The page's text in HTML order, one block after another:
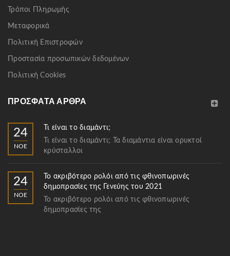
Τρόποι Πληρωμής
Μεταφορικά
Πολιτική Επιστροφών
Προστασία προσωπικών δεδομένων
Πολιτική Cookies
ΠΡΌΣΦΑΤΑ ΆΡΘΡΑ
24
ΝΟΈ
Τι είναι το διαμάντι;
Τι είναι το διαμάντι; Τα διαμάντια είναι ορυκτοί
κρύσταλλοι
24
ΝΟΈ
Το ακριβότερο ρολόι από τις φθινοπωρινές
δημοπρασίες της Γενεύης του 2021
Το ακριβότερο ρολόι από τις φθινοπωρινές
δημοπρασίες της